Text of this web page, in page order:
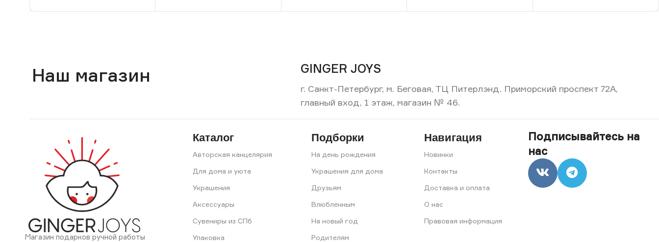
Наш магазин GINGER JOYS
г. Санкт-Петербург, м. Беговая, ТЦ Питерлэнд. Приморский проспект 72А,
главный вход, 1 этаж, магазин № 46.
Магазин подарков ручной работы
Каталог
Авторская канцелярия
Для дома и уюта
Украшения
Аксессуары
Сувениры из СПб
Упаковка
Подборки
На день рождения
Украшения для дома
Друзьям
Влюбленным
На новый год
Родителям
Навигация
Новинки
Контакты
Доставка и оплата
О нас
Правовая информация
Подписывайтесь на
нас